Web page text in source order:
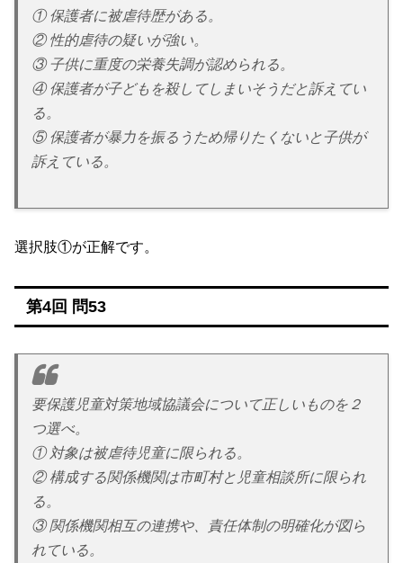
① 保護者に被虐待歴がある。
② 性的虐待の疑いが強い。
③ 子供に重度の栄養失調が認められる。
④ 保護者が子どもを殺してしまいそうだと訴えてい
る。
⑤ 保護者が暴力を振るうため帰りたくないと子供が
訴えている。
選択肢①が正解です。
第4回 問53
要保護児童対策地域協議会について正しいものを２
つ選べ。
① 対象は被虐待児童に限られる。
② 構成する関係機関は市町村と児童相談所に限られ
る。
③ 関係機関相互の連携や、責任体制の明確化が図ら
れている。